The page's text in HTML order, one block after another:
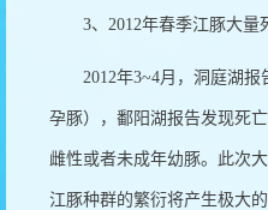
3、 2012年春季江豚大量
2012年3~4月，洞庭湖报
孕豚），鄱阳湖报告发现死
雌性或者未成年幼豚。此次
江豚种群的繁衍将产生极大